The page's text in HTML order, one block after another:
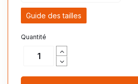
Guide des tailles
Quantité